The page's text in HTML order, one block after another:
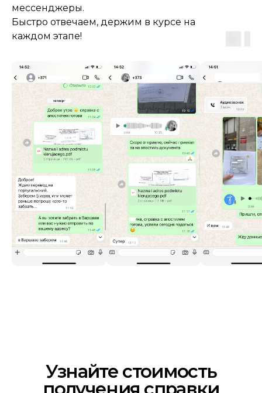
мессенджеры.
Быстро отвечаем, держим в курсе на
каждом этапе!
Отправить
Наши услуги
Присяжные переводы
Паспорт или иной документ,
удостоверяющий личность.
Свидетельства (о рождении,
Договоры купли-продажи
разного рода имущества.
Судебные решения